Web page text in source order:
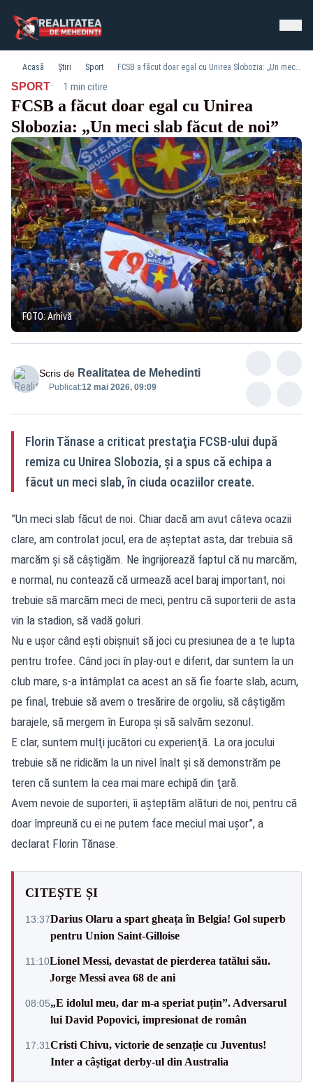
Acasă Știri Sport FCSB a făcut doar egal cu Unirea Slobozia: „Un meci slab făcut de noi”
SPORT· 1 min citire
FCSB a făcut doar egal cu Unirea
Slobozia: „Un meci slab făcut de noi”
FOTO: Arhivă
Scris de Realitatea de Mehedinti
Publicat:12 mai 2026, 09:09
Florin Tănase a criticat prestaţia FCSB-ului după
remiza cu Unirea Slobozia, şi a spus că echipa a
făcut un meci slab, în ciuda ocaziilor create.
”Un meci slab făcut de noi. Chiar dacă am avut câteva ocazii
clare, am controlat jocul, era de aşteptat asta, dar trebuia să
marcăm şi să câştigăm. Ne îngrijorează faptul că nu marcăm,
e normal, nu contează că urmează acel baraj important, noi
trebuie să marcăm meci de meci, pentru că suporterii de asta
vin la stadion, să vadă goluri.
Nu e uşor când eşti obişnuit să joci cu presiunea de a te lupta
pentru trofee. Când joci în play-out e diferit, dar suntem la un
club mare, s-a întâmplat ca acest an să fie foarte slab, acum,
pe final, trebuie să avem o tresărire de orgoliu, să câştigăm
barajele, să mergem în Europa şi să salvăm sezonul.
E clar, suntem mulţi jucători cu experienţă. La ora jocului
trebuie să ne ridicăm la un nivel înalt şi să demonstrăm pe
teren că suntem la cea mai mare echipă din ţară.
Avem nevoie de suporteri, îi aşteptăm alături de noi, pentru că
doar împreună cu ei ne putem face meciul mai uşor”, a
declarat Florin Tănase.
CITEȘTE ȘI
13:37Darius Olaru a spart gheața în Belgia! Gol superb
pentru Union Saint-Gilloise
11:10Lionel Messi, devastat de pierderea tatălui său.
Jorge Messi avea 68 de ani
08:05„E idolul meu, dar m-a speriat puțin”. Adversarul
lui David Popovici, impresionat de român
17:31Cristi Chivu, victorie de senzație cu Juventus!
Inter a câștigat derby-ul din Australia